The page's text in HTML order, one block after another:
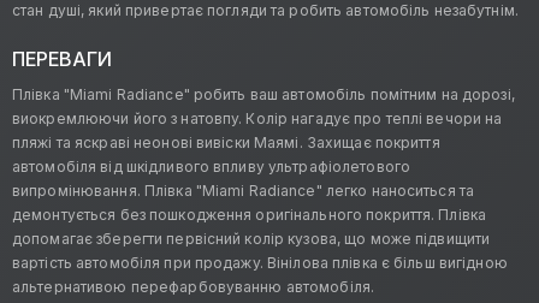
стан душі, який привертає погляди та робить автомобіль незабутнім.
ПЕРЕВАГИ
Плівка "Miami Radiance" робить ваш автомобіль помітним на дорозі,
виокремлюючи його з натовпу. Колір нагадує про теплі вечори на
пляжі та яскраві неонові вивіски Маямі. Захищає покриття
автомобіля від шкідливого впливу ультрафіолетового
випромінювання. Плівка "Miami Radiance" легко наноситься та
демонтується без пошкодження оригінального покриття. Плівка
допомагає зберегти первісний колір кузова, що може підвищити
вартість автомобіля при продажу. Вінілова плівка є більш вигідною
альтернативою перефарбовуванню автомобіля.